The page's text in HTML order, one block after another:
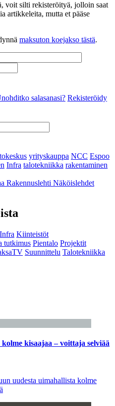
voit silti rekisteröityä, jolloin saat
artikkeleita, mutta et pääse
maksuton koejakso tästä.
salasanasi? Rekisteröidy
yrityskauppa NCC Espoo
Infra talotekniikka rakentaminen
Rakennuslehti Näköislehdet
Infra Kiinteistöt
tutkimus Pientalo Projektit
Suunnittelu Talotekniikka
kisaajaa – voittaja selviää
uudesta uimahallista kolme